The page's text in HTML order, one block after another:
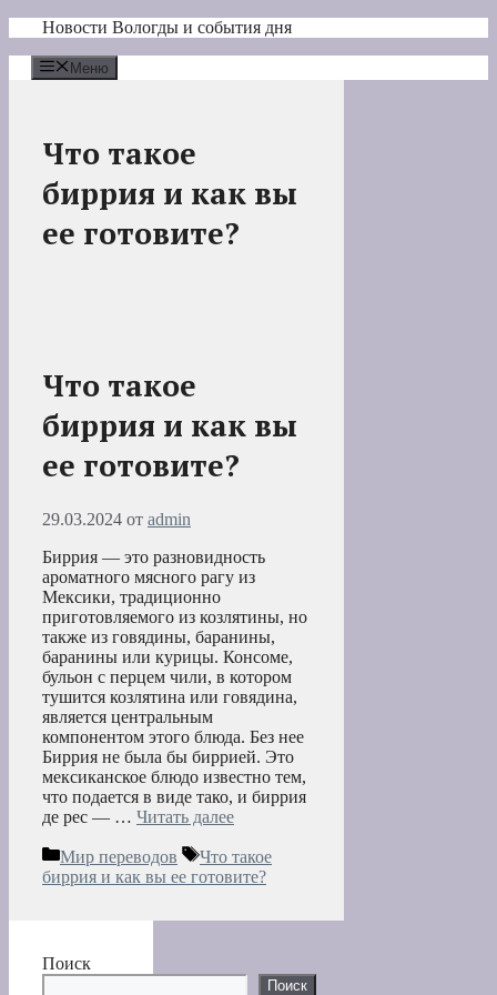
Перейти
содержимому
Новости Вологды и события дня
Меню
Что такое
биррия и как вы
ее готовите?
Что такое
биррия и как вы
ее готовите?
29.03.2024 от admin
Биррия — это разновидность
ароматного мясного рагу из
Мексики, традиционно
приготовляемого из козлятины, но
также из говядины, баранины,
баранины или курицы. Консоме,
бульон с перцем чили, в котором
тушится козлятина или говядина,
является центральным
компонентом этого блюда. Без нее
Биррия не была бы биррией. Это
мексиканское блюдо известно тем,
что подается в виде тако, и биррия
де рес — … Читать далее
Рубрики
Мир переводов Метки
Что такое
биррия и как вы ее готовите?
Поиск
Поиск